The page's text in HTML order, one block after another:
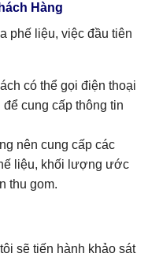
Hàng
phế liệu, việc đầu tiên
có thể gọi điện thoại
cung cấp thông tin
nên cung cấp các
liệu, khối lượng ước
thu gom.
sẽ tiến hành khảo sát